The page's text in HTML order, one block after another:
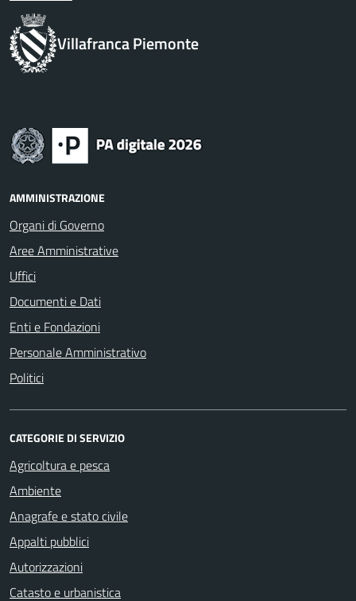
Villafranca Piemonte
AMMINISTRAZIONE
Organi di Governo
Aree Amministrative
Uffici
Documenti e Dati
Enti e Fondazioni
Personale Amministrativo
Politici
CATEGORIE DI SERVIZIO
Agricoltura e pesca
Ambiente
Anagrafe e stato civile
Appalti pubblici
Autorizzazioni
Catasto e urbanistica